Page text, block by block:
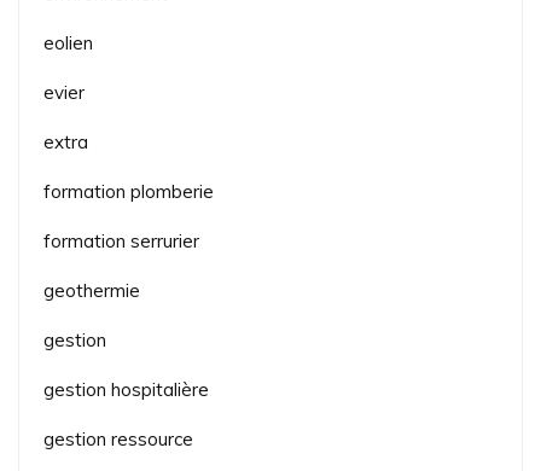
eolien
evier
extra
formation plomberie
formation serrurier
geothermie
gestion
gestion hospitalière
gestion ressource